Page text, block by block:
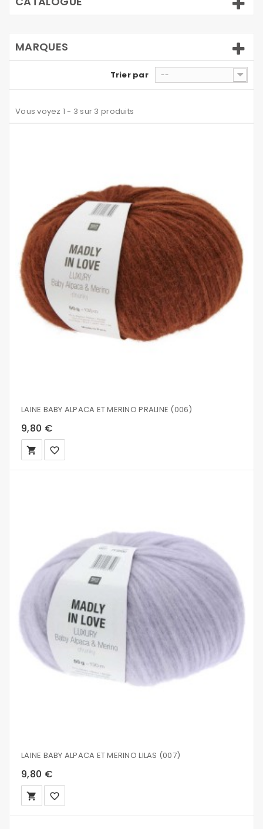
MARQUES
Trier par --
Vous voyez 1 - 3 sur 3 produits
LAINE BABY ALPACA ET MERINO PRALINE (006)
9,80 €
local_grocery_store favorite_border
LAINE BABY ALPACA ET MERINO LILAS (007)
9,80 €
local_grocery_store favorite_border